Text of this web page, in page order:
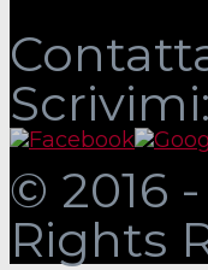
Scrivimi:
© 2016
Rights